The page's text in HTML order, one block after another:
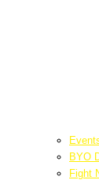
BYO
Fight